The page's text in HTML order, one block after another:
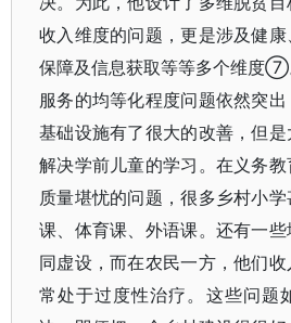
收入维度的问题，更是涉及健
保障及信息获取等等多个维度⑦
服务的均等化程度问题依然突
基础设施有了很大的改善，但
解决学前儿童的学习。在义务
质量堪忧的问题，很多乡村小
课、体育课、外语课。还有一
同虚设，而在农民一方，他们
常处于过度性治疗。这些问题